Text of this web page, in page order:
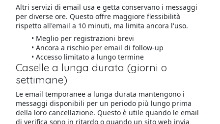
Altri servizi di email usa e getta conservano i messaggi
per diverse ore. Questo offre maggiore flessibilità
rispetto all'email a 10 minuti, ma limita ancora l'uso.
Meglio per registrazioni brevi
Ancora a rischio per email di follow-up
Accesso limitato a lungo termine
Caselle a lunga durata (giorni o
settimane)
Le email temporanee a lunga durata mantengono i
messaggi disponibili per un periodo più lungo prima
della loro cancellazione. Questo è utile quando le email
di verifica sono in ritardo o quando un sito web invia